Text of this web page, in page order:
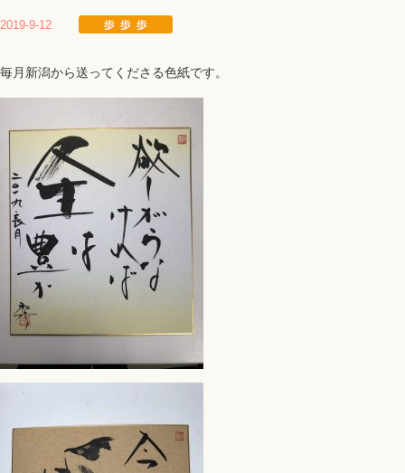
2019-9-12
毎月新潟から送ってくださる色紙です。